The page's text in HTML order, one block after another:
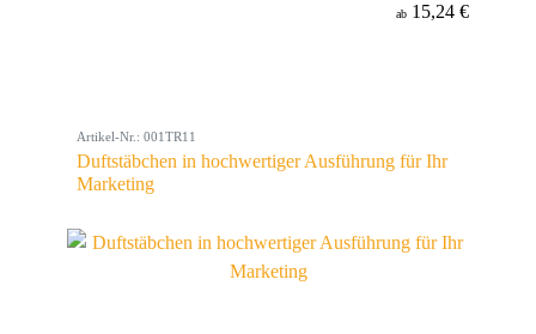
ab 15,24 €
Artikel-Nr.: 001TR11
Duftstäbchen in hochwertiger Ausführung für Ihr
Marketing